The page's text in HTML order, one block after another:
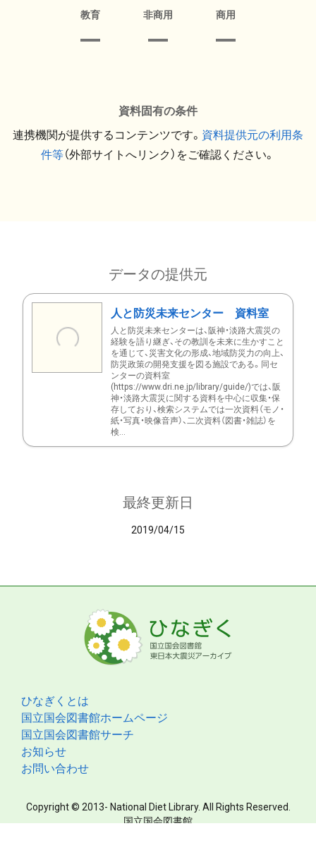
教育 非商用 商用
資料固有の条件
連携機関が提供するコンテンツです。 資料提供元の利用条
件等（外部サイトへリンク）をご確認ください。
データの提供元
人と防災未来センター 資料室
人と防災未来センターは、阪神・淡路大震災の
経験を語り継ぎ、その教訓を未来に生かすこと
を通じて、災害文化の形成、地域防災力の向上、
防災政策の開発支援を図る施設である。同セ
ンターの資料室
(https://www.dri.ne.jp/library/guide/)では、阪
神・淡路大震災に関する資料を中心に収集・保
存しており、検索システムでは一次資料（モノ・
紙・写真・映像音声）、二次資料（図書・雑誌）を
検...
最終更新日
2019/04/15
ひなぎくとは
国立国会図書館ホームページ
国立国会図書館サーチ
お知らせ
お問い合わせ
Copyright © 2013- National Diet Library. All Rights Reserved.